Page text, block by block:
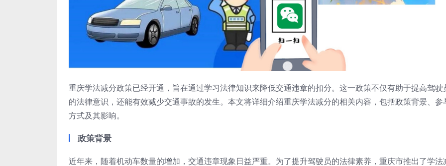
重庆学法减分政策已经开通，旨在通过学习法律知识来降低交通违章的扣分。这一政策不仅有助于提高驾驶
的法律意识，还能有效减少交通事故的发生。本文将详细介绍重庆学法减分的相关内容，包括政策背景、参
方式及其影响。
政策背景
近年来，随着机动车数量的增加，交通违章现象日益严重。为了提升驾驶员的法律素养，重庆市推出了学法